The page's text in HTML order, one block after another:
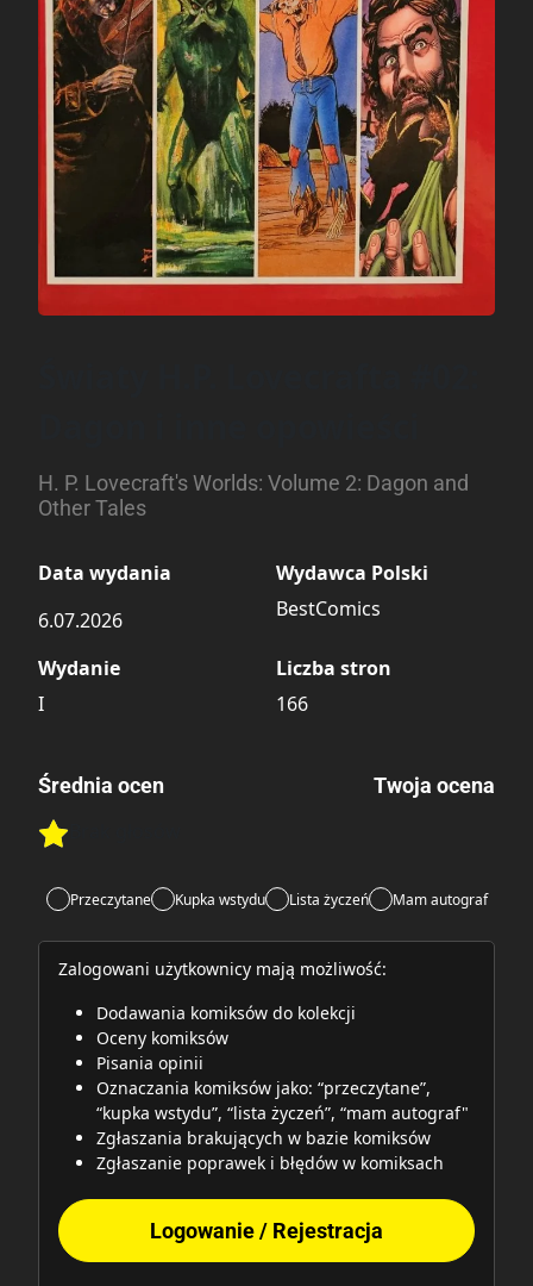
H. P. Lovecraft's Worlds: Volume 2: Dagon and
Other Tales
Data wydania
6.07.2026
Wydawca Polski
BestComics
Wydanie
I
Liczba stron
166
Średnia ocen
Rate this item:
Twoja ocena
Przeczytane Kupka wstydu Lista życzeń Mam autograf
Zalogowani użytkownicy mają możliwość:
Dodawania komiksów do kolekcji
Oceny komiksów
Pisania opinii
Oznaczania komiksów jako: “przeczytane”,
“kupka wstydu”, “lista życzeń”, “mam autograf"
Zgłaszania brakujących w bazie komiksów
Zgłaszanie poprawek i błędów w komiksach
Logowanie / Rejestracja